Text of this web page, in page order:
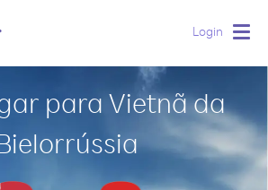
Login
para Vietnã da